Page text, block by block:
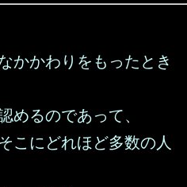
かかわりをもったとき
めるのであって、
こにどれほど多数の人